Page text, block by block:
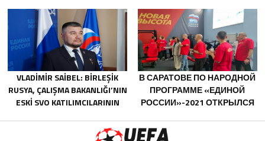
VLADIMIR SAIBEL: BIRLEŞIK
RUSYA, ÇALIŞMA BAKANLIĞI’NIN
ESKI SVO KATILIMCILARININ
SÜRECINI BASITLEŞTIRME
В САРАТОВЕ ПО НАРОДНОЙ
ПРОГРАММЕ «ЕДИНОЙ
РОССИИ»-2021 ОТКРЫЛСЯ
«НОВАЯ ВЫСОТА»